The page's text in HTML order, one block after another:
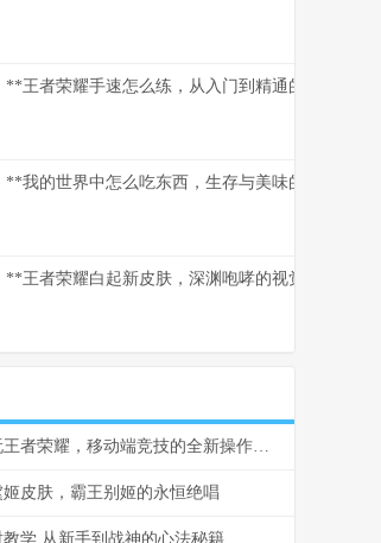
**王者荣耀手速怎么练，从入门到精通的指尖修
**我的世界中怎么吃东西，生存与美味的核心法
**王者荣耀白起新皮肤，深渊咆哮的视觉与战术
小米手柄怎么玩王者荣耀，移动端竞技的全新操作体验
姬皮肤，霸王别姬的永恒绝唱
学,从新手到战神的心法秘籍